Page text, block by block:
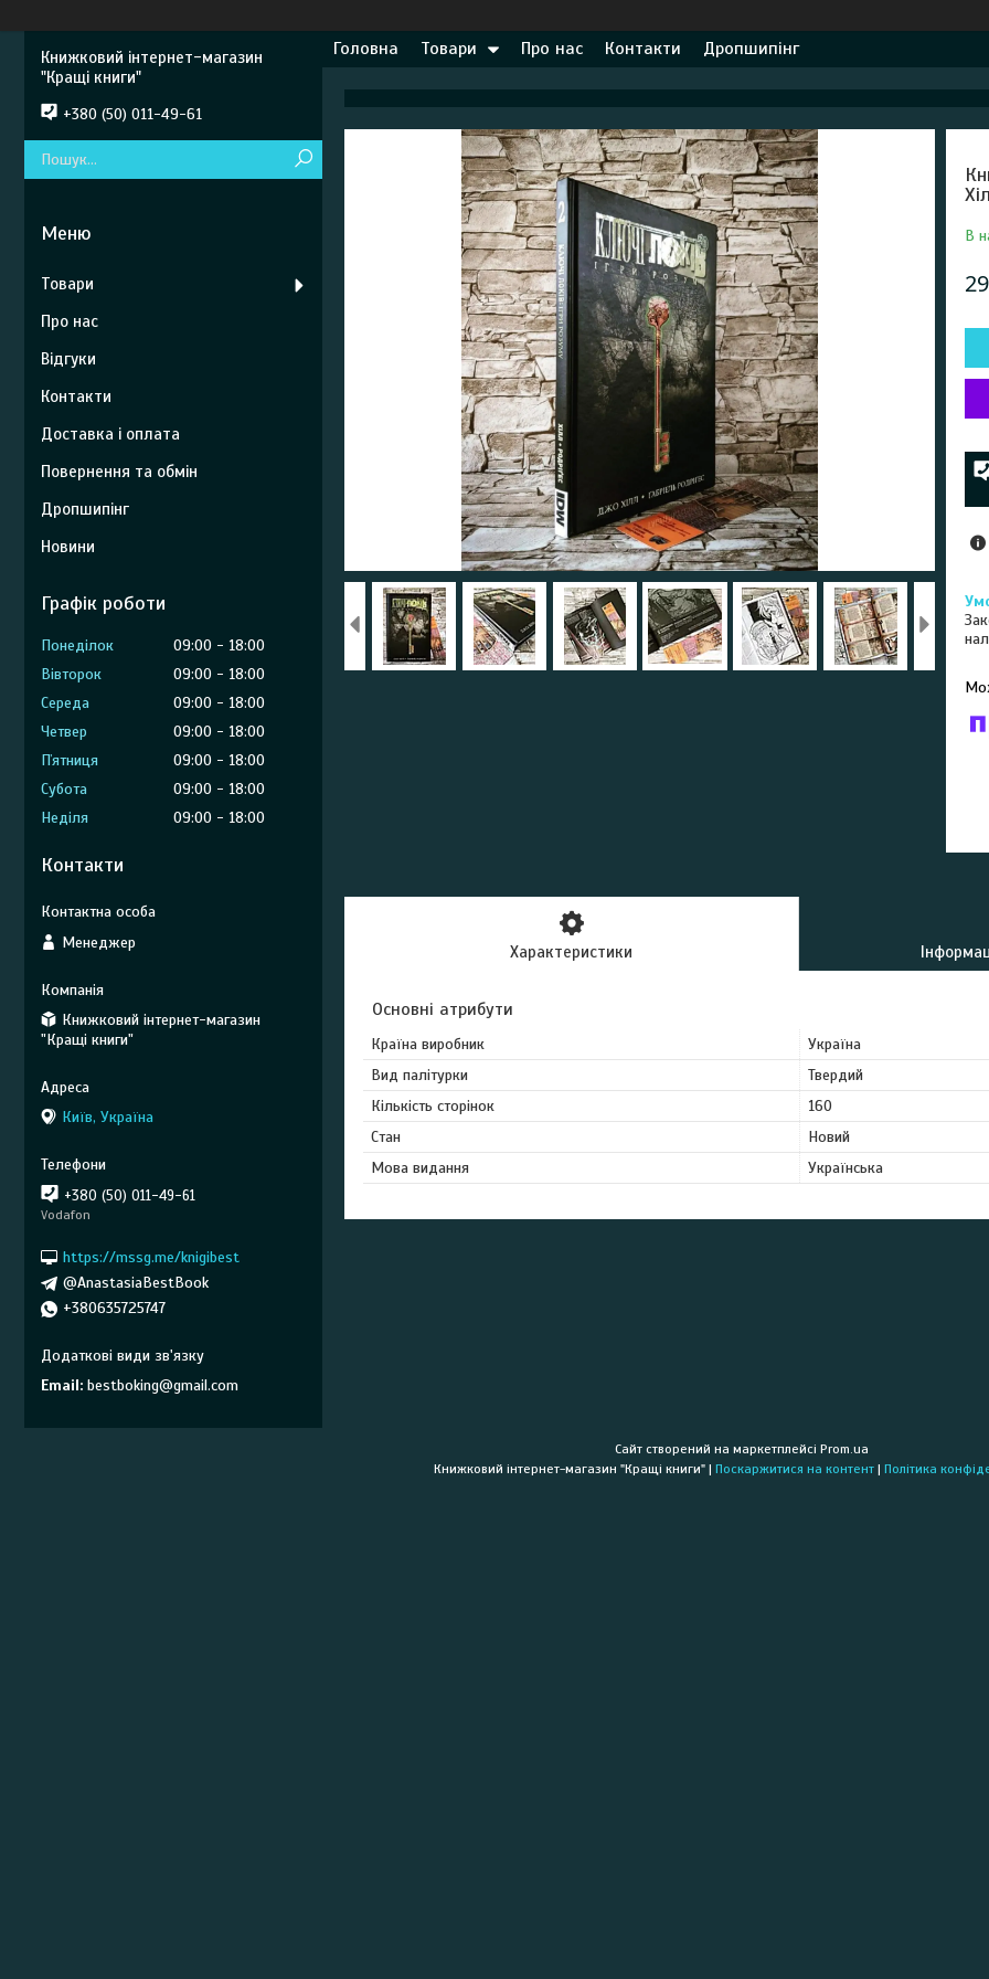
Головна Товари Про нас Контакти Дропшипінг
В
Характеристики
Основні атрибути
Країна виробник
Україна
Вид палітурки
Твердий
Кількість сторінок
160
Стан
Новий
Мова видання
Українська
Книжковий інтернет-магазин
"Кращі книги"
+380 (50) 011-49-61
Товари
Про нас
Відгуки
Контакти
Доставка і оплата
Повернення та обмін
Дропшипінг
Новини
Графік роботи
Понеділок 09:00
18:00
Вівторок
09:00
18:00
Середа
09:00
18:00
Четвер
09:00
18:00
Пʼятниця
09:00
18:00
Субота
09:00
18:00
Неділя
09:00 18:00
Контакти
Менеджер
Книжковий інтернет-магазин
"Кращі книги"
Київ, Україна
+380 (50) 011-49-61
Vodafon
https://mssg.me/knigibest
@AnastasiaBestBook
+380635725747
Email bestboking@gmail.com
Сайт створений на маркетплейсі Prom.ua
Книжковий інтернет-магазин "Кращі книги" | Поскаржитися на контент | Політика